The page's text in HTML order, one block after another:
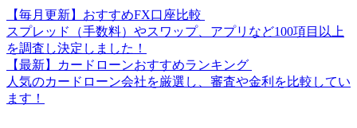
【毎月更新】おすすめFX口座比較
スプレッド（手数料）やスワップ、アプリなど100項目以上
を調査し決定しました！
【最新】カードローンおすすめランキング
人気のカードローン会社を厳選し、審査や金利を比較してい
ます！